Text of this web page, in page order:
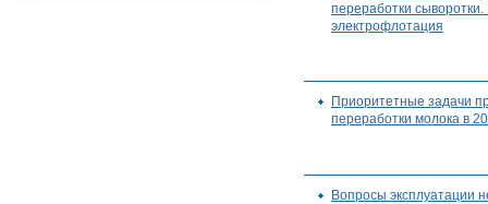
переработки
электрофлотация
Приоритетные задачи
переработки молока в
Вопросы эксплуатации